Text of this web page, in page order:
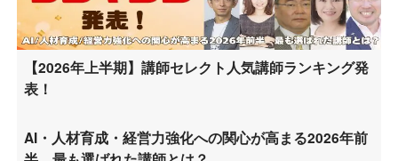
【2026年上半期】講師セレクト人気講師ランキング発
表！
AI・人材育成・経営力強化への関心が高まる2026年前